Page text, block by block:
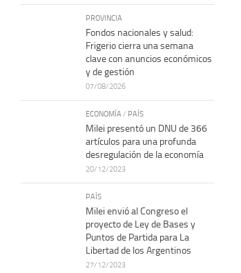
PROVINCIA
Fondos nacionales y salud:
Frigerio cierra una semana
clave con anuncios económicos
y de gestión
07/08/2026
ECONOMÍA / PAÍS
Milei presentó un DNU de 366
artículos para una profunda
desregulación de la economía
20/12/2023
PAÍS
Milei envió al Congreso el
proyecto de Ley de Bases y
Puntos de Partida para La
Libertad de los Argentinos
27/12/2023